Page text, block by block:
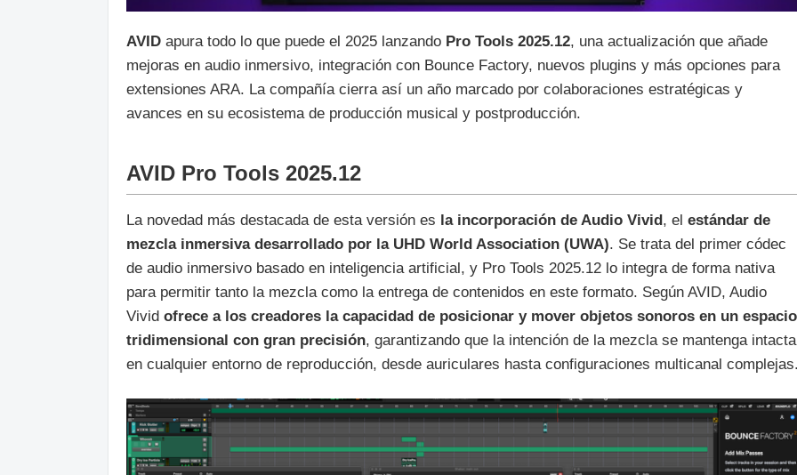
AVID apura todo lo que puede el 2025 lanzando Pro Tools 2025.12, una actualización que añade
mejoras en audio inmersivo, integración con Bounce Factory, nuevos plugins y más opciones para
extensiones ARA. La compañía cierra así un año marcado por colaboraciones estratégicas y
avances en su ecosistema de producción musical y postproducción.
AVID Pro Tools 2025.12
La novedad más destacada de esta versión es la incorporación de Audio Vivid, el estándar de
mezcla inmersiva desarrollado por la UHD World Association (UWA). Se trata del primer códec
de audio inmersivo basado en inteligencia artificial, y Pro Tools 2025.12 lo integra de forma nativa
para permitir tanto la mezcla como la entrega de contenidos en este formato. Según AVID, Audio
Vivid ofrece a los creadores la capacidad de posicionar y mover objetos sonoros en un espacio
tridimensional con gran precisión, garantizando que la intención de la mezcla se mantenga intacta
en cualquier entorno de reproducción, desde auriculares hasta configuraciones multicanal